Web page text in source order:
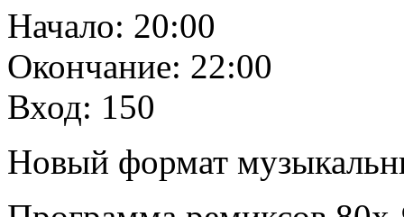
Начало: 20:00
Окончание: 22:00
Вход: 150
Новый формат